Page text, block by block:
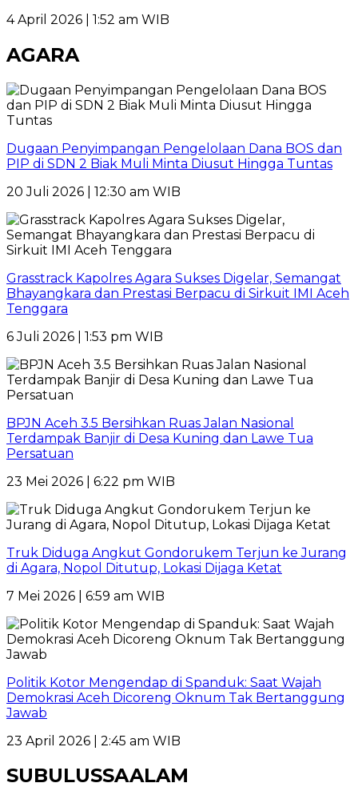
4 April 2026 | 1:52 am WIB
AGARA
Dugaan Penyimpangan Pengelolaan Dana BOS dan
PIP di SDN 2 Biak Muli Minta Diusut Hingga Tuntas
20 Juli 2026 | 12:30 am WIB
Grasstrack Kapolres Agara Sukses Digelar, Semangat
Bhayangkara dan Prestasi Berpacu di Sirkuit IMI Aceh
Tenggara
6 Juli 2026 | 1:53 pm WIB
BPJN Aceh 3.5 Bersihkan Ruas Jalan Nasional
Terdampak Banjir di Desa Kuning dan Lawe Tua
Persatuan
23 Mei 2026 | 6:22 pm WIB
Truk Diduga Angkut Gondorukem Terjun ke Jurang
di Agara, Nopol Ditutup, Lokasi Dijaga Ketat
7 Mei 2026 | 6:59 am WIB
Politik Kotor Mengendap di Spanduk: Saat Wajah
Demokrasi Aceh Dicoreng Oknum Tak Bertanggung
Jawab
23 April 2026 | 2:45 am WIB
SUBULUSSAALAM